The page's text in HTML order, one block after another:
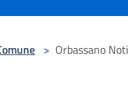
> Orbassano